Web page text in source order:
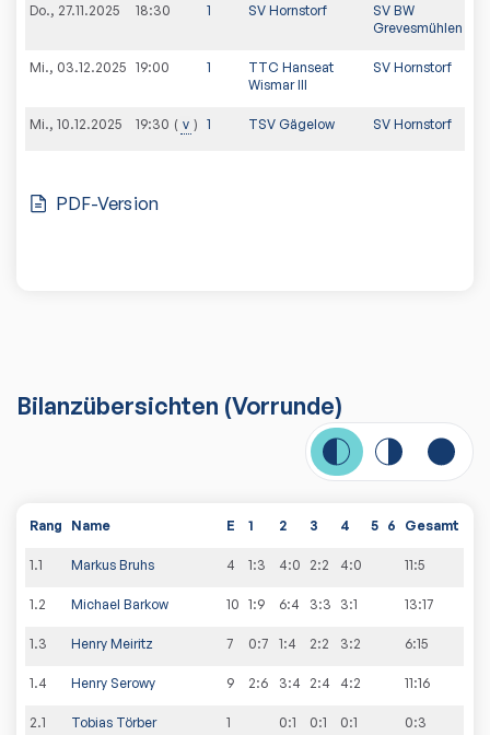
Do., 27.11.2025 18:30 1 SV Hornstorf
SV BW
Grevesmühlen II
Mi., 03.12.2025 19:00 1
TTC Hanseat
Wismar III
SV Hornstorf
Mi., 10.12.2025 19:30 v 1 TSV Gägelow SV Hornstorf
PDF-Version
Bilanzübersichten (Vorrunde)
Rang Name E 1 2 3 4 5 6 Gesamt
1.1 Markus Bruhs 4 1:3 4:0 2:2 4:0 11:5
1.2 Michael Barkow 10 1:9 6:4 3:3 3:1 13:17
1.3 Henry Meiritz 7 0:7 1:4 2:2 3:2 6:15
1.4 Henry Serowy 9 2:6 3:4 2:4 4:2 11:16
2.1 Tobias Törber 1 0:1 0:1 0:1 0:3